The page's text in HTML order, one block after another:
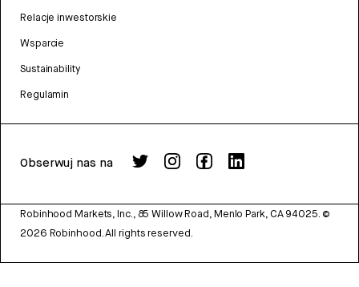
Relacje inwestorskie
Wsparcie
Sustainability
Regulamin
Obserwuj nas na
Robinhood Markets, Inc., 85 Willow Road, Menlo Park, CA 94025. ©
2026 Robinhood. All rights reserved.